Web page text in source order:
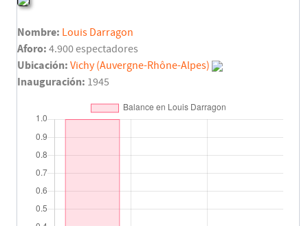
Nombre: Louis Darragon
Aforo: 4.900 espectadores
Ubicación: Vichy (Auvergne-Rhône-Alpes)
Inauguración: 1945